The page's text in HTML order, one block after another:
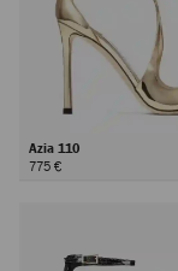
Azia 110
775 €